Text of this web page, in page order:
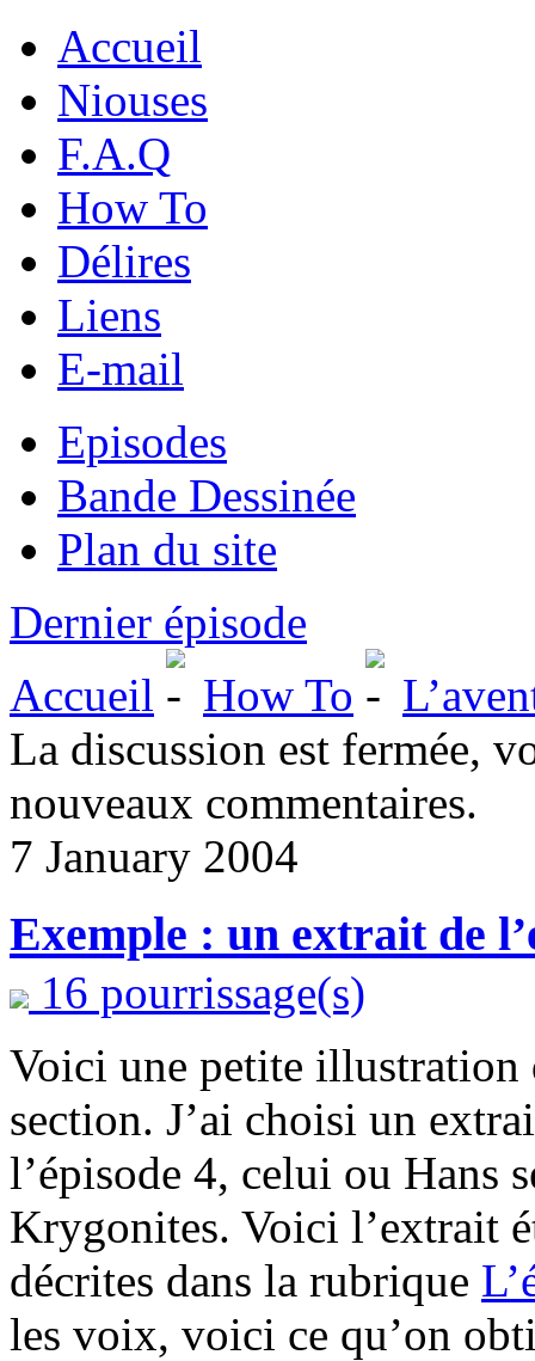
Accueil
Niouses
F.A.Q
How To
Délires
Liens
E-mail
Episodes
Bande Dessinée
Plan du site
Dernier épisode
Accueil
How To
La discussion est fermée,
nouveaux commentaires.
7 January 2004
Exemple : un extrait de
16 pourrissage(s)
Voici une petite illustration
section. J’ai choisi un
l’épisode 4, celui ou Hans
Krygonites. Voici l’extrait
décrites dans la rubrique
les voix, voici ce qu’on